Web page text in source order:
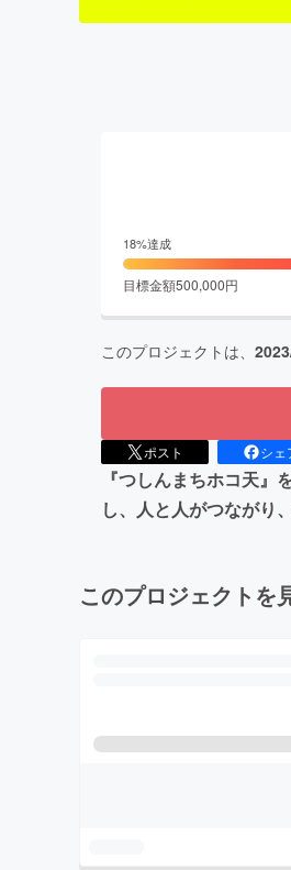
18%達成
目標金額500,000円
このプロジェクトは、
ポスト シェ
『つしんまちホコ天
し、人と人がつながり
このプロジェクトを